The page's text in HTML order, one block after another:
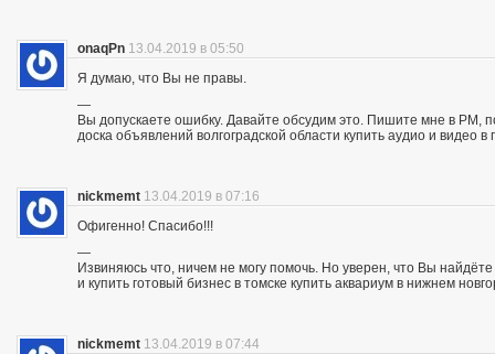
onaqPn 13.04.2019 в 05:50
Я думаю, что Вы не правы.
—
Вы допускаете ошибку. Давайте обсудим это. Пишите мне в PM,
доска объявлений волгоградской области купить аудио и видео в
nickmemt 13.04.2019 в 07:16
Офигенно! Спасибо!!!
—
Извиняюсь что, ничем не могу помочь. Но уверен, что Вы
и купить готовый бизнес в томске купить аквариум в нижнем
nickmemt 13.04.2019 в 07:44